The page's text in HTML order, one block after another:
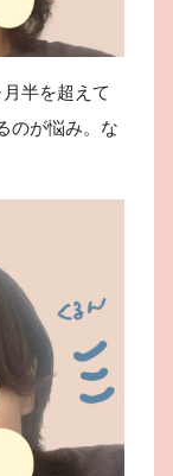
半を超えて
のが悩み。な